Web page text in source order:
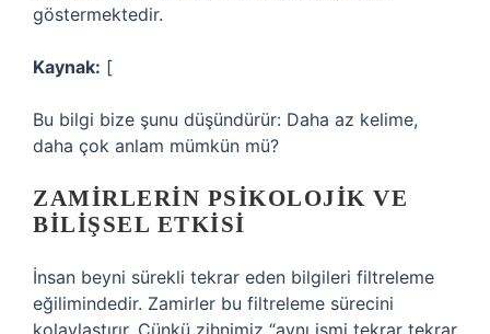
göstermektedir.
Kaynak: [
Bu bilgi bize şunu düşündürür: Daha az kelime,
daha çok anlam mümkün mü?
ZAMIRLERIN PSIKOLOJIK VE
BILIŞSEL ETKISI
İnsan beyni sürekli tekrar eden bilgileri filtreleme
eğilimindedir. Zamirler bu filtreleme sürecini
kolaylaştırır. Çünkü zihnimiz “aynı ismi tekrar tekrar